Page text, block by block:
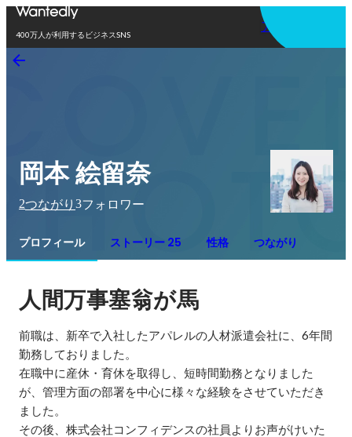
400万人が利用するビジネスSNS
アプリを使う
岡本 絵留奈
2つながり 3フォロワー
プロフィール ストーリー 25 性格 つながり
人間万事塞翁が馬
前職は、新卒で入社したアパレルの人材派遣会社に、6年間
勤務しておりました。
在職中に産休・育休を取得し、短時間勤務となりました
が、管理方面の部署を中心に様々な経験をさせていただき
ました。
その後、株式会社コンフィデンスの社員よりお声がけいた